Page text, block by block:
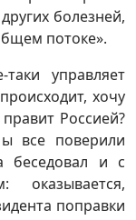
болезней,
потоке».
управляет
хочу
Россией?
все поверили
беседовал и с
поправки